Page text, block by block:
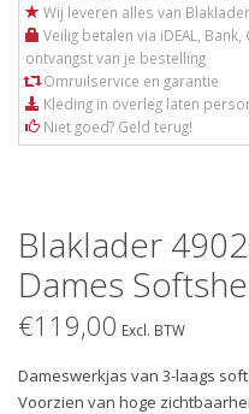
Wij leveren alles van Blaklader
Veilig betalen via iDEAL,
ontvangst van je bestelling
Omruilservice en garantie
Kleding in overleg laten
Niet goed? Geld terug!
Blaklader
Dames
€119,00 Excl. BTW
Dameswerkjas van 3-laags
Voorzien van hoge